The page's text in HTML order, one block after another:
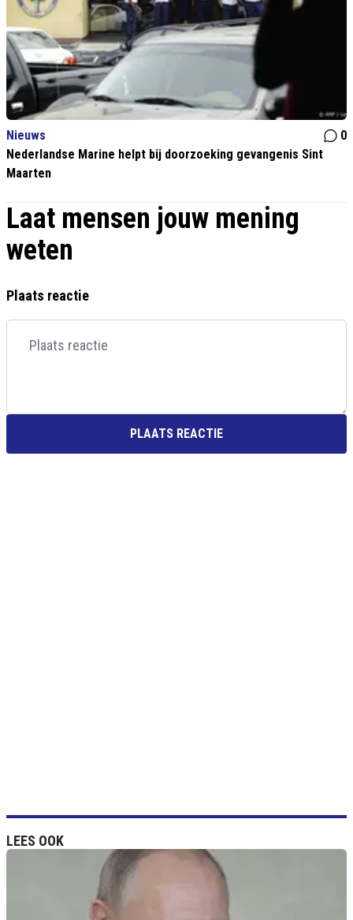
Nieuws
0
Nederlandse Marine helpt bij doorzoeking gevangenis Sint
Maarten
Laat mensen jouw mening
weten
Plaats reactie
PLAATS REACTIE
LEES OOK